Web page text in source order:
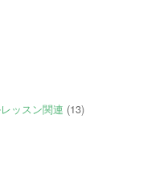
ッスン関連 (13)